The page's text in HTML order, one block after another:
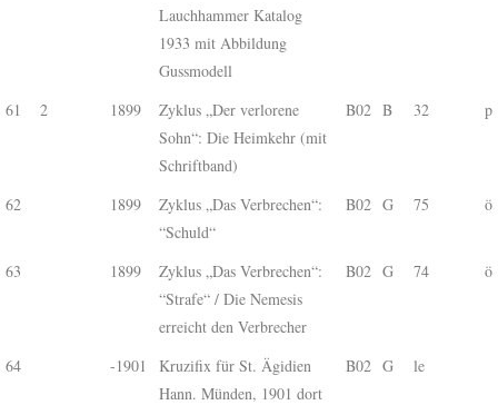
Lauchhammer Katalog
1933 mit Abbildung
Gussmodell
61 2 1899
Zyklus „Der verlorene
Sohn“: Die Heimkehr (mit
Schriftband)
B02 B 32 p
62 1899
Zyklus „Das Verbrechen“:
“Schuld“
B02 G 75 ö
63 1899
Zyklus „Das Verbrechen“:
“Strafe“ / Die Nemesis
erreicht den Verbrecher
B02 G 74 ö
64 -1901
Kruzifix für St. Ägidien
Hann. Münden, 1901 dort
B02 G le